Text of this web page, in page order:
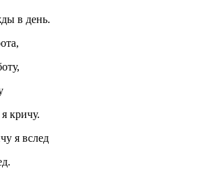
в день.
кричу.
я вслед